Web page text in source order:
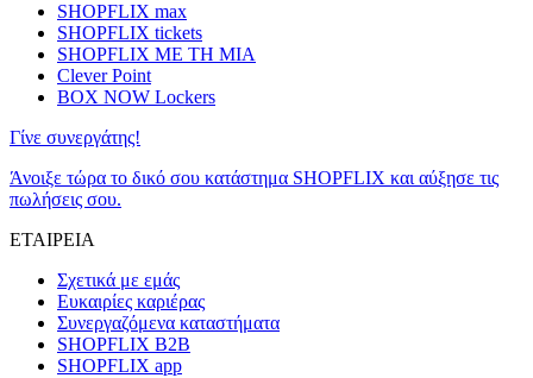
SHOPFLIX max
SHOPFLIX tickets
SHOPFLIX ΜΕ ΤΗ ΜΙΑ
Clever Point
BOX NOW Lockers
Γίνε συνεργάτης!
Άνοιξε τώρα το δικό σου κατάστημα SHOPFLIX και αύξησε τις
πωλήσεις σου.
ΕΤΑΙΡΕΙΑ
Σχετικά με εμάς
Ευκαιρίες καριέρας
Συνεργαζόμενα καταστήματα
SHOPFLIX B2B
SHOPFLIX app